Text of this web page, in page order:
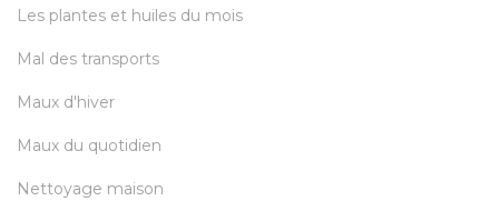
Les plantes et huiles du mois
Mal des transports
Maux d'hiver
Maux du quotidien
Nettoyage maison